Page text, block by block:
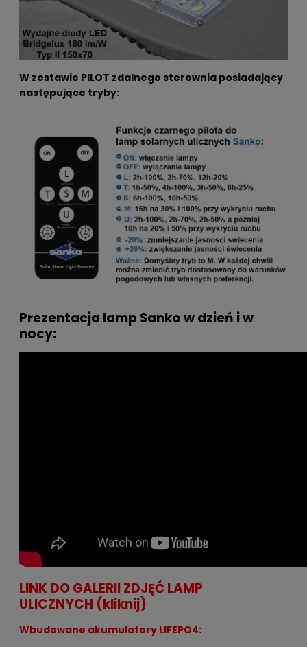
W zestawie PILOT zdalnego sterownia posiadający
następujące tryby:
Prezentacja lamp Sanko w dzień i w
nocy:
LINK DO GALERII ZDJĘĆ LAMP
ULICZNYCH (kliknij)
Wbudowane akumulatory LIFEPO4: